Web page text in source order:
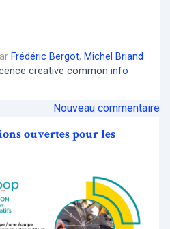
Frédéric Bergot, Michel Briand
creative common info
Nouveau commentaire
ouvertes pour les